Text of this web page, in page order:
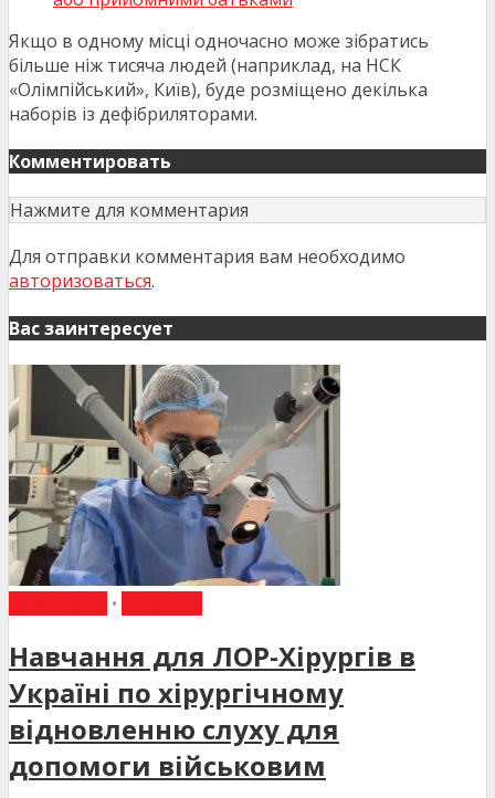
Якщо в одному місці одночасно може зібратись
більше ніж тисяча людей (наприклад, на НСК
«Олімпійський», Київ), буде розміщено декілька
наборів із дефібриляторами.
Комментировать
Нажмите для комментария
Для отправки комментария вам необходимо
авторизоваться.
Вас заинтересует
•
Навчання для ЛОР-Хірургів в
Україні по хірургічному
відновленню слуху для
допомоги військовим